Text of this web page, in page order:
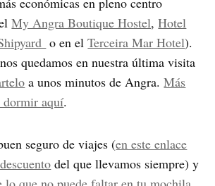
My Angra Boutique Hostel,Hotel
o en elTerceira Mar Hotel).
quedamos en nuestra última visita
a unos minutos de Angra.Más
dormir aquí.
seguro de viajes (en este enlace
del que llevamos siempre) y